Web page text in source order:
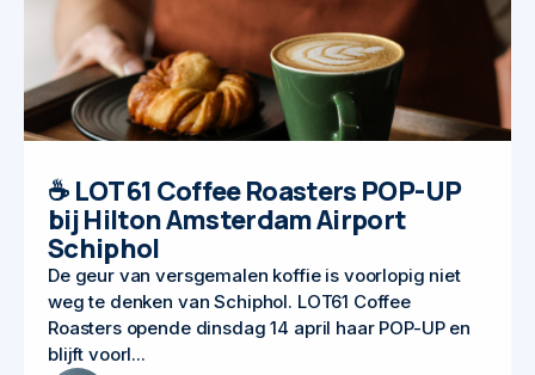
☕ LOT61 Coffee Roasters POP-UP
bij Hilton Amsterdam Airport
Schiphol
De geur van versgemalen koffie is voorlopig niet
weg te denken van Schiphol. LOT61 Coffee
Roasters opende dinsdag 14 april haar POP-UP en
blijft voorl...